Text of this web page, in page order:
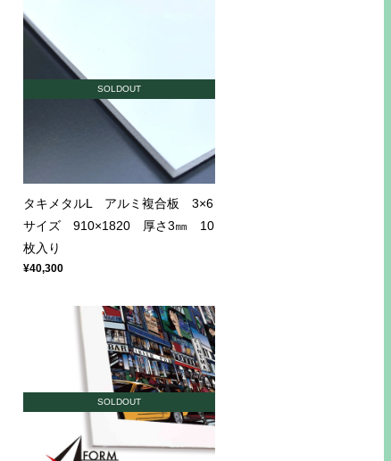
SOLDOUT
タキメタルL アルミ複合板 3×6
サイズ 910×1820 厚さ3㎜ 10
枚入り
¥40,300
SOLDOUT